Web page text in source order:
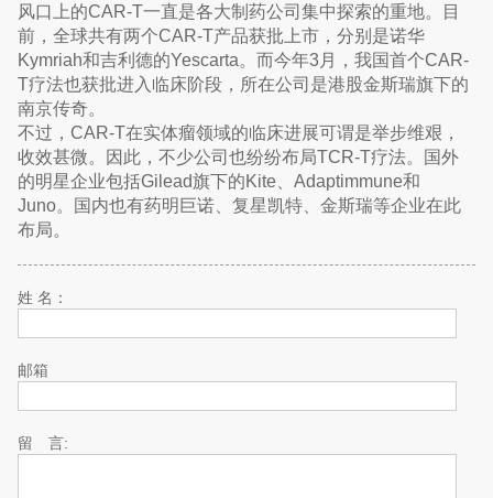
风口上的CAR-T一直是各大制药公司集中探索的重地。目
前，全球共有两个CAR-T产品获批上市，分别是诺华
Kymriah和吉利德的Yescarta。而今年3月，我国首个CAR-
T疗法也获批进入临床阶段，所在公司是港股金斯瑞旗下的
南京传奇。
不过，CAR-T在实体瘤领域的临床进展可谓是举步维艰，
收效甚微。因此，不少公司也纷纷布局TCR-T疗法。国外
的明星企业包括Gilead旗下的Kite、Adaptimmune和
Juno。国内也有药明巨诺、复星凯特、金斯瑞等企业在此
布局。
姓 名：
邮箱
留 言: